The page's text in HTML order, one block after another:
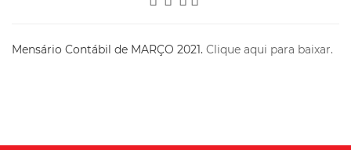
Mensário Contábil de MARÇO 2021. Clique aqui para baixar.